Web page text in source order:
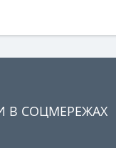
В СОЦМЕРЕЖАХ